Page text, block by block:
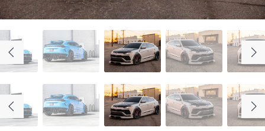
O NAS OFERTA BLOG ZOSTAŃ PARTNEREM